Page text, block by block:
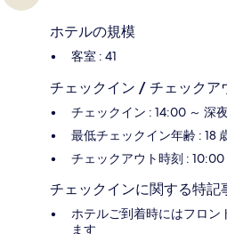
ホテルの規模
客室 : 41
チェックイン / チェックア
チェックイン : 14:00 ～ 深
最低チェックイン年齢 : 18
チェックアウト時刻 : 10:00
チェックインに関する特記
ホテルご到着時にはフロン
ます